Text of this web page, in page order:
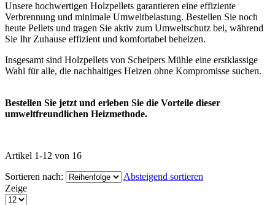
Unsere hochwertigen Holzpellets garantieren eine effiziente
Verbrennung und minimale Umweltbelastung. Bestellen Sie noch
heute Pellets und tragen Sie aktiv zum Umweltschutz bei, während
Sie Ihr Zuhause effizient und komfortabel beheizen.
Insgesamt sind Holzpellets von Scheipers Mühle eine erstklassige
Wahl für alle, die nachhaltiges Heizen ohne Kompromisse suchen.
Bestellen Sie jetzt und erleben Sie die Vorteile dieser
umweltfreundlichen Heizmethode.
Artikel 1-12 von 16
Sortieren nach:
Absteigend sortieren
Zeige